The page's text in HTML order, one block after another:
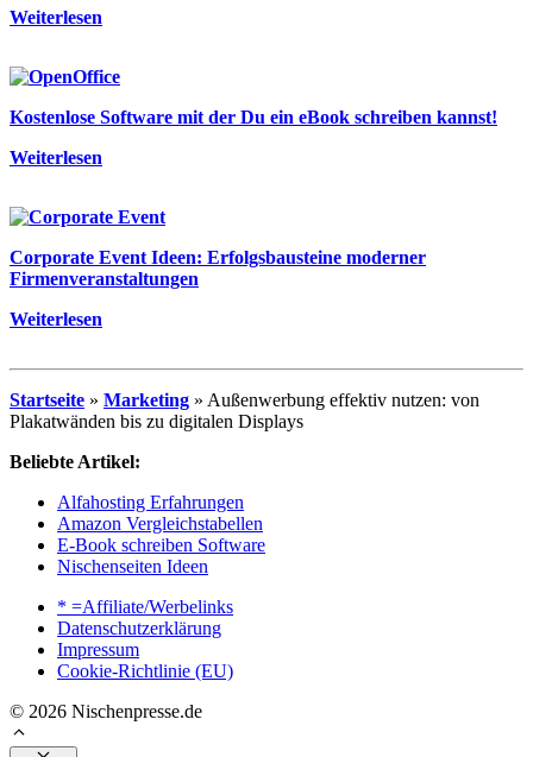
Weiterlesen
Kostenlose Software mit der Du ein eBook schreiben kannst!
Weiterlesen
Corporate Event Ideen: Erfolgsbausteine moderner
Firmenveranstaltungen
Weiterlesen
Startseite » Marketing » Außenwerbung effektiv nutzen: von
Plakatwänden bis zu digitalen Displays
Beliebte Artikel:
Alfahosting Erfahrungen
Amazon Vergleichstabellen
E-Book schreiben Software
Nischenseiten Ideen
* =Affiliate/Werbelinks
Datenschutzerklärung
Impressum
Cookie-Richtlinie (EU)
© 2026 Nischenpresse.de